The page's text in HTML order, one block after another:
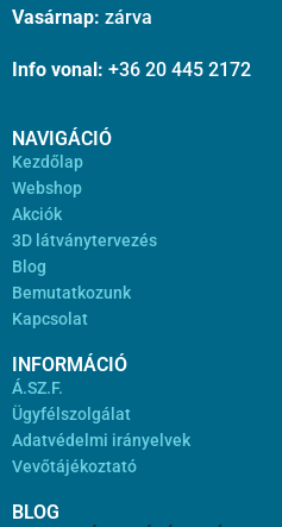
Vasárnap: zárva
Info vonal: +36 20 445 2172
NAVIGÁCIÓ
Kezdőlap
Webshop
Akciók
3D látványtervezés
Blog
Bemutatkozunk
Kapcsolat
INFORMÁCIÓ
Á.SZ.F.
Ügyfélszolgálat
Adatvédelmi irányelvek
Vevőtájékoztató
BLOG